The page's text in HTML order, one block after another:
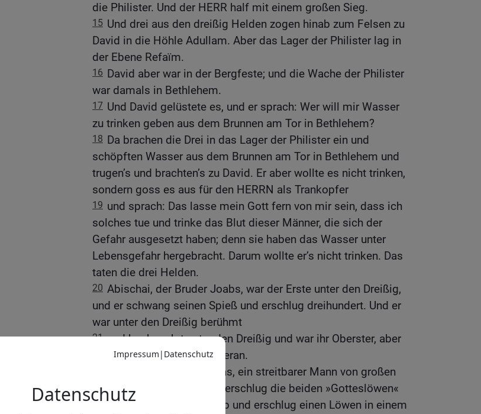
die Philister. Und der HERR half mit einem großen Sieg.
15 Und drei aus den dreißig Helden zogen hinab zum Felsen zu
David in die Höhle Adullam. Aber das Lager der Philister lag in
der Ebene Refaïm.
16 David aber war in der Bergfeste; und die Wache der Philister
war damals in Bethlehem.
17 Und David gelüstete es, und er sprach: Wer will mir Wasser
zu trinken geben aus dem Brunnen am Tor in Bethlehem?
18 Da brachen die Drei in das Lager der Philister ein und
schöpften Wasser aus dem Brunnen am Tor in Bethlehem und
trugen’s und brachten’s zu David. Er aber wollte es nicht trinken,
sondern goss es aus für den HERRN als Trankopfer
19 und sprach: Das lasse mein Gott fern von mir sein, dass ich
solches tue und trinke das Blut dieser Männer, die sich der
Gefahr ausgesetzt haben; denn sie haben das Wasser unter
Lebensgefahr hergebracht. Darum wollte er’s nicht trinken. Das
taten die drei Helden.
20 Abischai, der Bruder Joabs, war der Erste unter den Dreißig,
und er schwang seinen Spieß und erschlug dreihundert. Und er
war unter den Dreißig berühmt
21 und hochgeehrt unter den Dreißig und war ihr Oberster, aber
an jene Drei kam er nicht heran.
Benaja, der Sohn Jojadas, ein streitbarer Mann von großen
Taten, war aus Kabzeel. Er erschlug die beiden »Gotteslöwen«
der Moabiter. Er stieg hinab und erschlug einen Löwen in einem